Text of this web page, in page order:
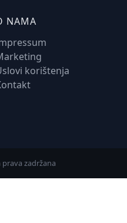
NAMA
korištenja
prava zadržana